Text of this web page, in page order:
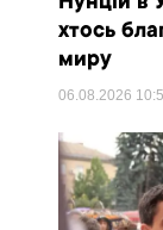
хтось
миру
06.08.2026